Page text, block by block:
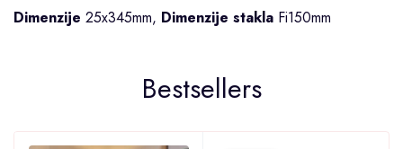
Dimenzije 25x345mm, Dimenzije stakla Fi150mm
Bestsellers